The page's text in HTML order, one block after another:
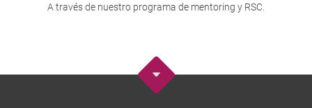
A través de nuestro programa de mentoring y RSC.